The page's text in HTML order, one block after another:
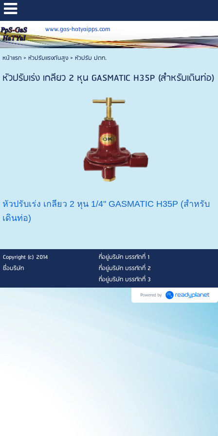
www.gas-hatyaipps.com
หน้าแรก> หัวปรับแรงดันสูง> หัวปรับ ปตท.
หัวปรับเร่ง เกลียว 2 หุน GASMATIC H35P (สำหรับเดินท่อ)
หัวปรับเร่ง เกลียว 2 หุน 1/4" GASMATIC H35P (สำหรับ
เดินท่อ)
Copyright (c) 2014
ที่อยู่บริษัท บรรทัดที่ 1
ชื่อบริษัท
ที่อยู่บริษัท บรรทัดที่ 2
ที่อยู่บริษัท บรรทัดที่ 3